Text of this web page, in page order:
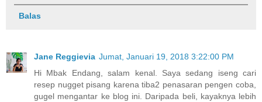
Balas
Jane Reggievia Jumat, Januari 19, 2018 3:22:00 PM
Hi Mbak Endang, salam kenal. Saya sedang iseng cari
resep nugget pisang karena tiba2 penasaran pengen coba,
gugel mengantar ke blog ini. Daripada beli, kayaknya lebih